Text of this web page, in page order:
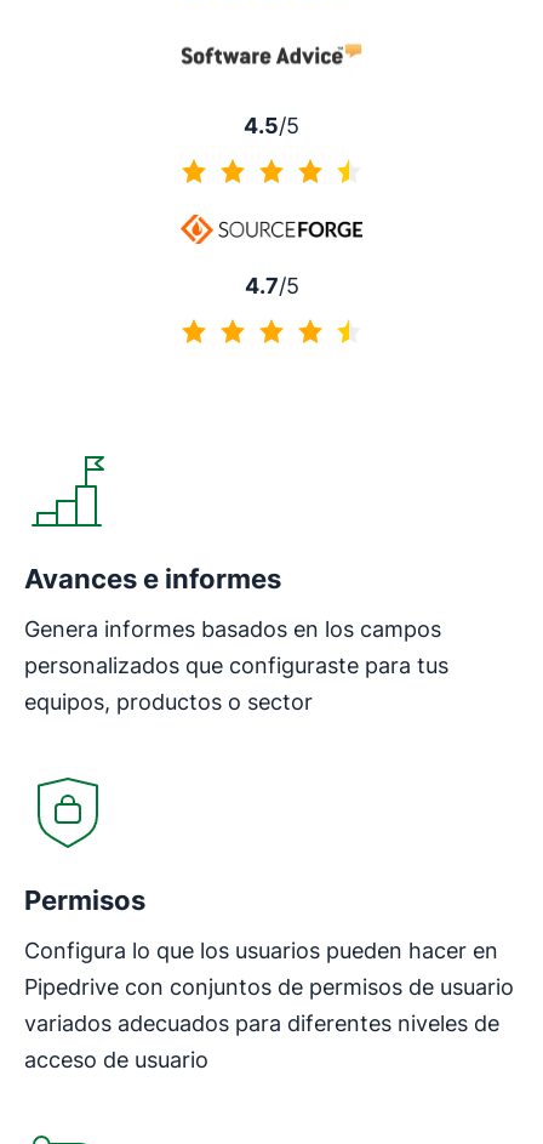
4.5/5
4.7/5
Avances e informes
Genera informes basados en los campos
personalizados que configuraste para tus
equipos, productos o sector
Permisos
Configura lo que los usuarios pueden hacer en
Pipedrive con conjuntos de permisos de usuario
variados adecuados para diferentes niveles de
acceso de usuario